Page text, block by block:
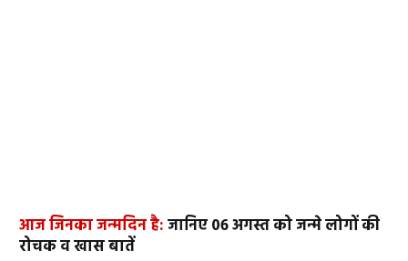
आज जिनका जन्मदिन है:जानिए 06 अगस्त को जन्मे लोगों की
रोचक व खास बातें